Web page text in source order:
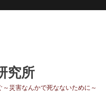
究所
災害なんかで死なないために～